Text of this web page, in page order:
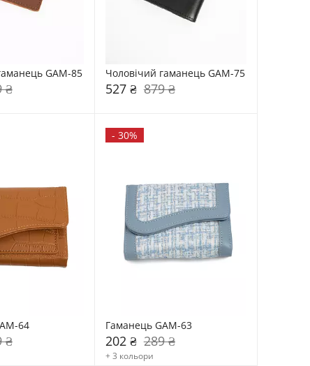
GAM-85
₴
Чоловічий гаманець GAM-75
527 ₴ 879 ₴
64
₴
- 30%
Гаманець GAM-63
202 ₴ 289 ₴
+ 3 кольори